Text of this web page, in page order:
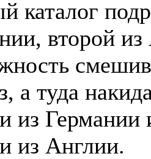
каталог
второй
а туда
из
из Англии.